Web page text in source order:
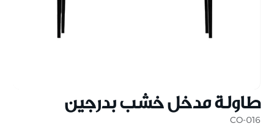
طاولة مدخل خشب بدرجين
CO-016